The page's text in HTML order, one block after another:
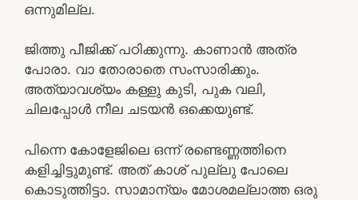
ഒന്നുമില്ല.
ജിത്തു പീജിക്ക് പഠിക്കുന്നു. കാണാൻ അത്ര
പോരാ. വാ തോരാതെ സംസാരിക്കും.
അത്യാവശ്യം കള്ളു കുടി, പുക വലി,
ചിലപ്പോൾ നീല ചടയൻ ഒക്കെയുണ്ട്.
പിന്നെ കോളേജിലെ ഒന്ന് രണ്ടെണ്ണത്തിനെ
കളിച്ചിട്ടുമുണ്ട്. അത് കാശ് പുല്ലു പോലെ
കൊടുത്തിട്ടാ. സാമാന്യം മോശമല്ലാത്ത ഒരു